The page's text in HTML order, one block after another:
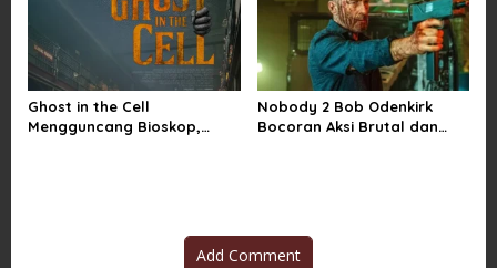
Ghost in the Cell
Mengguncang Bioskop,
Nobody 2 Bob Odenkirk
Bocoran Aksi Brutal dan
Add Comment